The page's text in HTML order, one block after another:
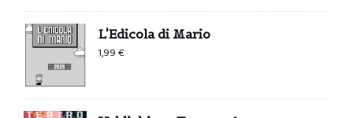
L'Edicola di Mario
1,99€